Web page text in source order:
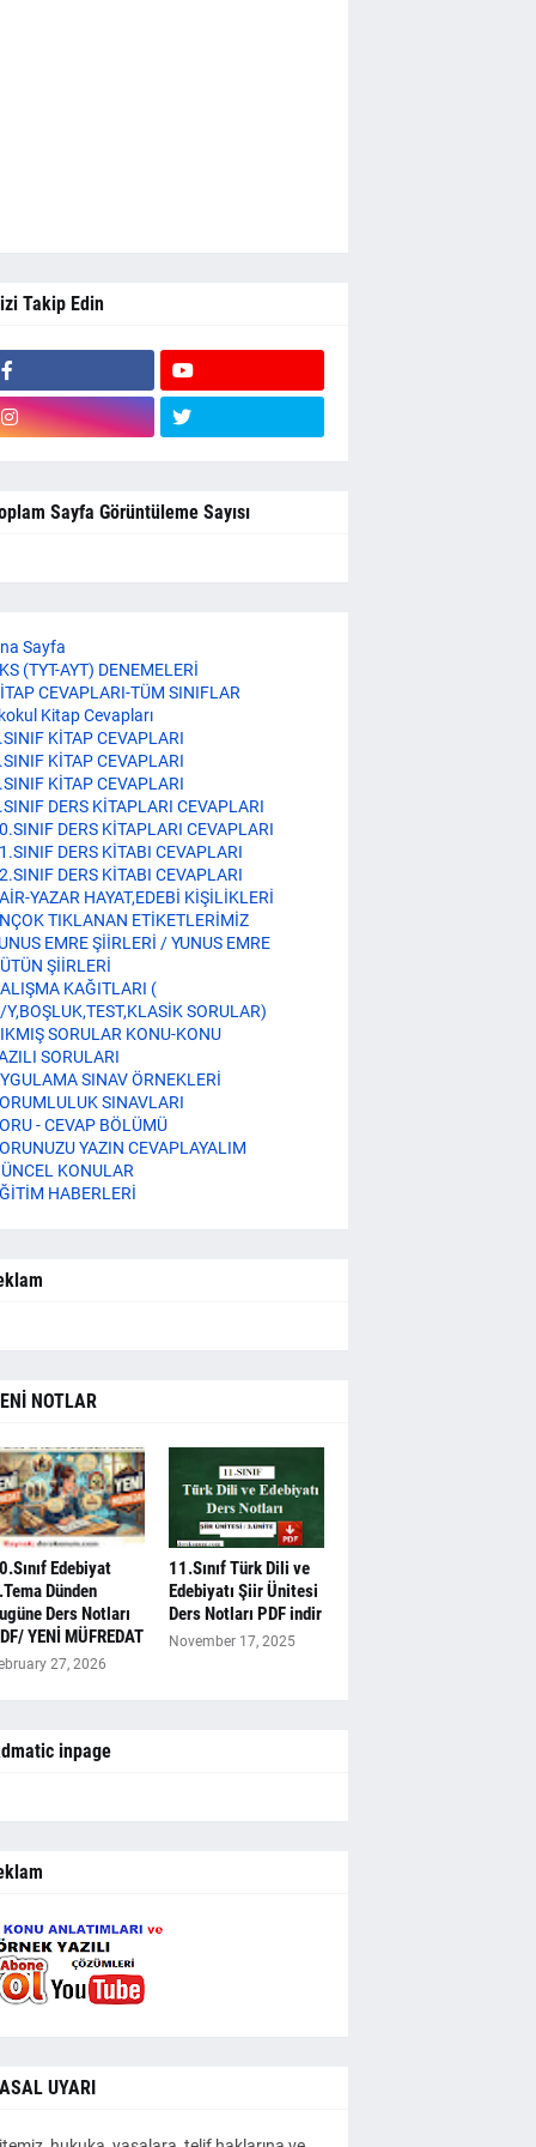
Takip Edin
Sayfa Görüntüleme Sayısı
Sayfa
(TYT-AYT) DENEMELERİ
CEVAPLARI-TÜM SINIFLAR
Kitap Cevapları
KİTAP CEVAPLARI
KİTAP CEVAPLARI
KİTAP CEVAPLARI
DERS KİTAPLARI CEVAPLARI
DERS KİTAPLARI CEVAPLARI
DERS KİTABI CEVAPLARI
DERS KİTABI CEVAPLARI
YAZAR HAYAT,EDEBİ KİŞİLİKLERİ
TIKLANAN ETİKETLERİMİZ
EMRE ŞİİRLERİ / YUNUS EMRE
ŞİİRLERİ
KAĞITLARI (
Y,BOŞLUK,TEST,KLASİK SORULAR)
SORULAR KONU-KONU
SORULARI
SINAV ÖRNEKLERİ
SINAVLARI
- CEVAP BÖLÜMÜ
YAZIN CEVAPLAYALIM
KONULAR
HABERLERİ
NOTLAR
Edebiyat
Dünden
Ders Notları
YENİ MÜFREDAT
27, 2026
11.Sınıf Türk Dili ve
Edebiyatı Şiir Ünitesi
Ders Notları PDF indir
November 17, 2025
inpage
UYARI